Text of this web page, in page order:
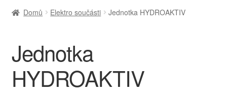
Celosvětová doprava
Doprava
Kontakt
Domů Elektro součásti Jednotka HYDROAKTIV
Jednotka
HYDROAKTIV